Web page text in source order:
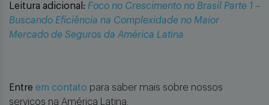
Leitura adicional: Foco no Crescimento no Brasil Parte 1 –
Buscando Eficiência na Complexidade no Maior
Mercado de Seguros da América Latina
Entre em contato para saber mais sobre nossos
serviços na América Latina.